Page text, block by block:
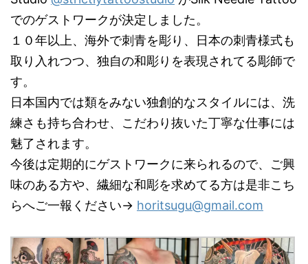
でのゲストワークが決定しました。
１０年以上、海外で刺青を彫り、日本の刺青様式も
取り入れつつ、独自の和彫りを表現されてる彫師で
す。
日本国内では類をみない独創的なスタイルには、洗
練さも持ち合わせ、こだわり抜いた丁寧な仕事には
魅了されます。
今後は定期的にゲストワークに来られるので、ご興
味のある方や、繊細な和彫を求めてる方は是非こち
らへご一報ください→ horitsugu@gmail.com